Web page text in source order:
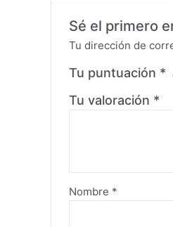
Sé el primero
Tu dirección de
Tu puntuación *
Tu valoración *
Nombre *